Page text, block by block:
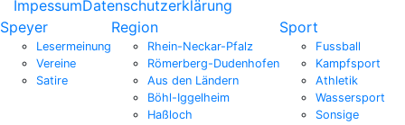
ImpessumDatenschutzerklärung
Speyer
Lesermeinung
Vereine
Satire
Region
Rhein-Neckar-Pfalz
Römerberg-Dudenhofen
Aus den Ländern
Böhl-Iggelheim
Haßloch
Sport
Fussball
Kampfsport
Athletik
Wassersport
Sonsige